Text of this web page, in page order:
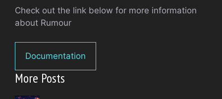
Check out the link below for more information
about Rumour
Documentation
More Posts